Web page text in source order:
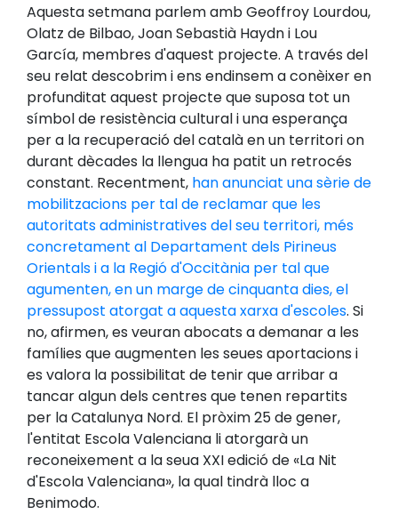
Aquesta setmana parlem amb Geoffroy Lourdou,
Olatz de Bilbao, Joan Sebastià Haydn i Lou
García, membres d'aquest projecte. A través del
seu relat descobrim i ens endinsem a conèixer en
profunditat aquest projecte que suposa tot un
símbol de resistència cultural i una esperança
per a la recuperació del català en un territori on
durant dècades la llengua ha patit un retrocés
constant. Recentment, han anunciat una sèrie de
mobilitzacions per tal de reclamar que les
autoritats administratives del seu territori, més
concretament al Departament dels Pirineus
Orientals i a la Regió d'Occitània per tal que
agumenten, en un marge de cinquanta dies, el
pressupost atorgat a aquesta xarxa d'escoles. Si
no, afirmen, es veuran abocats a demanar a les
famílies que augmenten les seues aportacions i
es valora la possibilitat de tenir que arribar a
tancar algun dels centres que tenen repartits
per la Catalunya Nord. El pròxim 25 de gener,
l'entitat Escola Valenciana li atorgarà un
reconeixement a la seua XXI edició de «La Nit
d'Escola Valenciana», la qual tindrà lloc a
Benimodo.